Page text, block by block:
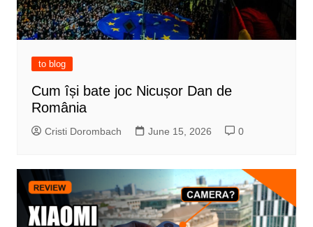
to blog
Cum își bate joc Nicușor Dan de
România
Cristi Dorombach June 15, 2026 0